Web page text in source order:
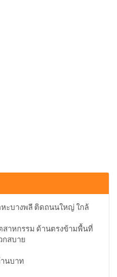
ะบางพลี ติดถนนใหญ่ ใกล้
าหกรรม ด้านตรงข้ามพื้นที่
กสบาย
านบาท